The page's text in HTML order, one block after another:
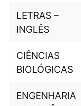
LETRAS –
INGLÊS
CIÊNCIAS
BIOLÓGICAS
ENGENHARIA